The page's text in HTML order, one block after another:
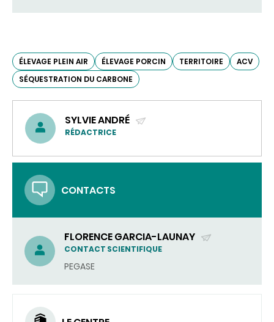
ÉLEVAGE PLEIN AIR ÉLEVAGE PORCIN TERRITOIRE
ACV
SÉQUESTRATION DU CARBONE
SYLVIE ANDRÉ
(ENVOYER
COURRIEL)
RÉDACTRICE
CONTACTS
FLORENCE GARCIA-LAUNAY
(ENVOYER
UN
CONTACT SCIENTIFIQUE
PEGASE